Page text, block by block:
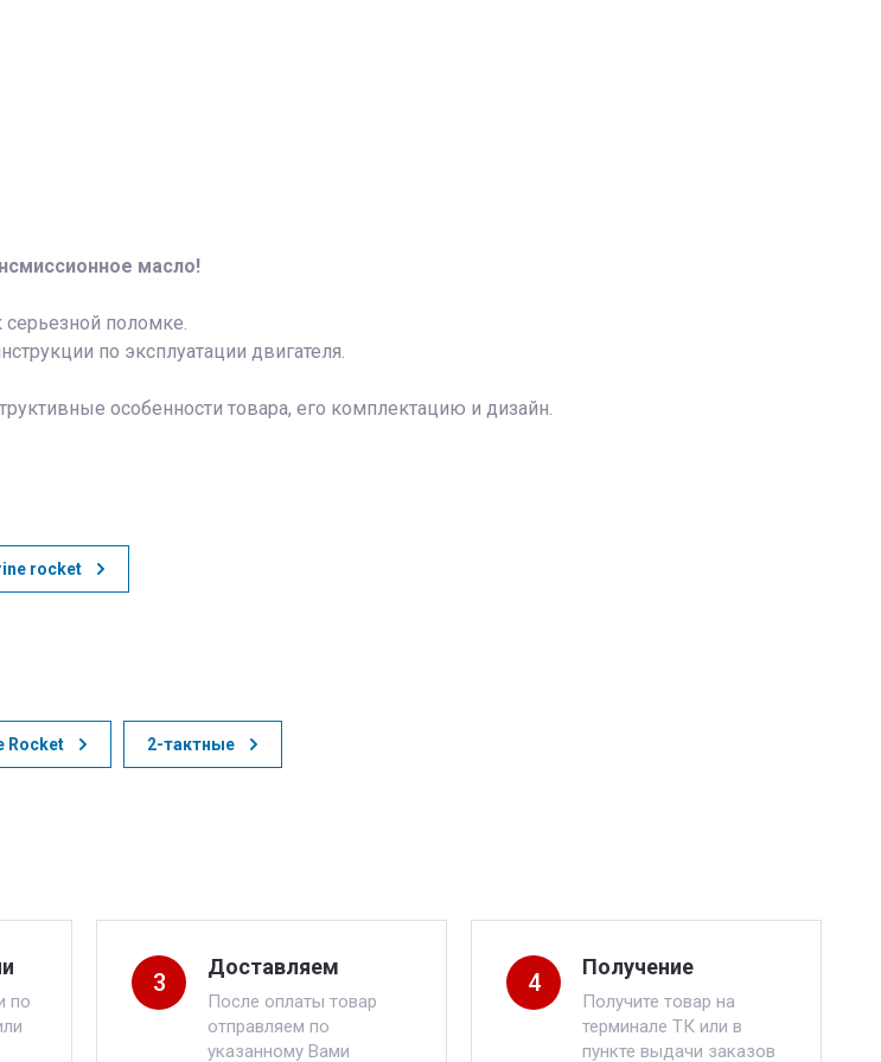
масло!
серьезной поломке.
по эксплуатации двигателя.
особенности товара, его комплектацию и дизайн.
rocket
Rocket 2-тактные
по
3
Доставляем
После оплаты товар
отправляем по
указанному Вами
4
Получение
Получите товар на
терминале ТК или в
пункте выдачи заказов